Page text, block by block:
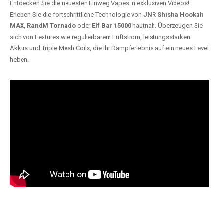
Entdecken Sie die neuesten Einweg Vapes in exklusiven Videos!
Erleben Sie die fortschrittliche Technologie von JNR Shisha Hookah
MAX, RandM Tornado oder Elf Bar 15000 hautnah. Überzeugen Sie
sich von Features wie regulierbarem Luftstrom, leistungsstarken
Akkus und Triple Mesh Coils, die Ihr Dampferlebnis auf ein neues Level
heben.